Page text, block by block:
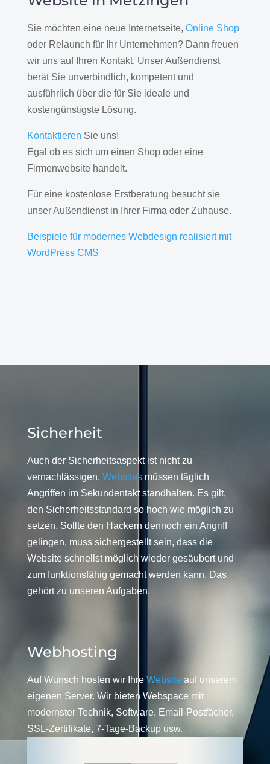
Sie möchten eine neue Internetseite, Online Shop
oder Relaunch für Ihr Unternehmen? Dann freuen
wir uns auf Ihren Kontakt. Unser Außendienst
berät Sie unverbindlich, kompetent und
ausführlich über die für Sie ideale und
kostengünstigste Lösung.
Kontaktieren Sie uns!
Egal ob es sich um einen Shop oder eine
Firmenwebsite handelt.
Für eine kostenlose Erstberatung besucht sie
unser Außendienst in Ihrer Firma oder Zuhause.
Beispiele für modernes Webdesign realisiert mit
WordPress CMS
Sicherheit
Auch der Sicherheitsaspekt ist nicht zu
vernachlässigen. Websitesmüssen täglich
Angriffen im Sekundentakt standhalten. Es gilt,
den Sicherheitsstandard so hoch wie möglich zu
setzen. Sollte den Hackern dennoch ein Angriff
gelingen, muss sichergestellt sein, dass die
Website schnellst möglich wieder gesäubert und
zum funktionsfähig gemacht werden kann. Das
gehört zu unseren Aufgaben.
Webhosting
Auf Wunsch hosten wir Ihre Website auf unserem
eigenen Server. Wir bieten Webspace mit
modernster Technik, Software, Email-Postfächer,
SSL-Zertifikate, 7-Tage-Backup usw.